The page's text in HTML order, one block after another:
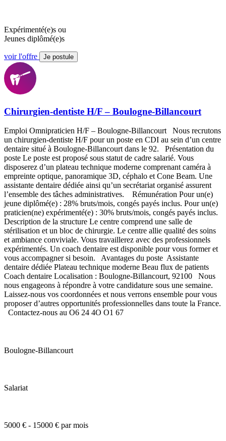
Expérimenté(e)s ou
Jeunes diplômé(e)s
voir l'offre Je postule
Chirurgien-dentiste H/F – Boulogne-Billancourt
Emploi Omnipraticien H/F – Boulogne-Billancourt Nous recrutons
un chirurgien-dentiste H/F pour un poste en CDI au sein d’un centre
dentaire situé à Boulogne-Billancourt dans le 92. Présentation du
poste Le poste est proposé sous statut de cadre salarié. Vous
disposerez d’un plateau technique moderne comprenant caméra à
empreinte optique, panoramique 3D, céphalo et Cone Beam. Une
assistante dentaire dédiée ainsi qu’un secrétariat organisé assurent
l’ensemble des tâches administratives. Rémunération Pour un(e)
jeune diplômé(e) : 28% bruts/mois, congés payés inclus. Pour un(e)
praticien(ne) expérimenté(e) : 30% bruts/mois, congés payés inclus.
Description de la structure Le centre comprend une salle de
stérilisation et un bloc de chirurgie. Le centre allie qualité des soins
et ambiance conviviale. Vous travaillerez avec des professionnels
expérimentés. Un coach dentaire est disponible pour vous former et
vous accompagner si besoin. Avantages du poste Assistante
dentaire dédiée Plateau technique moderne Beau flux de patients
Coach dentaire Localisation : Boulogne-Billancourt, 92100 Nous
nous engageons à répondre à votre candidature sous une semaine.
Laissez-nous vos coordonnées et nous verrons ensemble pour vous
proposer d’autres opportunités professionnelles dans toute la France.
Contactez-nous au O6 24 4O O1 67
Boulogne-Billancourt
Salariat
5000 € - 15000 € par mois